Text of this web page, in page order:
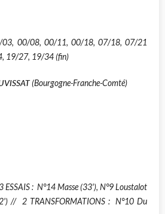
03, 00/08, 00/11, 00/18, 07/18, 07/21
19/27, 19/34 (fin)
(Bourgogne-Franche-Comté)
ESSAIS : N°14 Masse (33'), N°9 Loustalot
// 2 TRANSFORMATIONS : N°10 Du